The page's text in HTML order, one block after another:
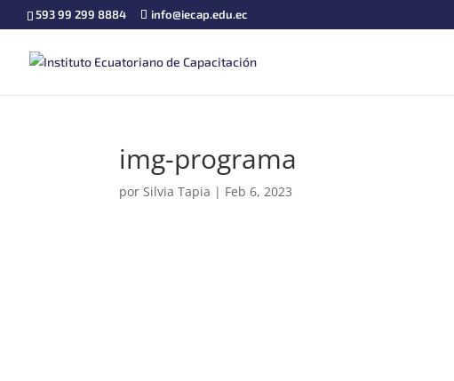
593 99 299 8884 info@iecap.edu.ec
img-programa
porSilvia Tapia | Feb 6, 2023